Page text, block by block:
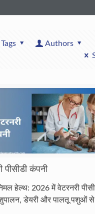
Tags
Authors
पीसीडी कंपनी
हेल्थ: 2026 में वेटरनरी
डेयरी और पालतू पशुओं से